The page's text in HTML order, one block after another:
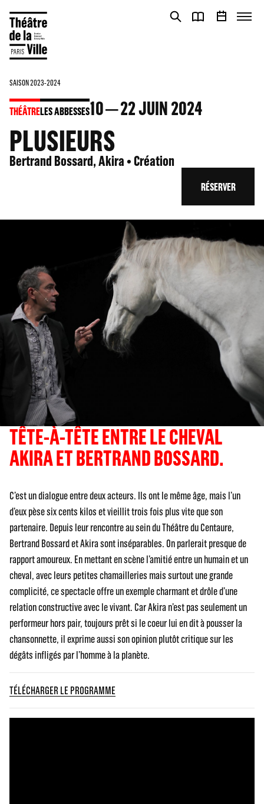
SAISON 2023-2024
THÉÂTRELES ABBESSES10 22JUIN 2024
PLUSIEURS
Bertrand Bossard, Akira • Création
RÉSERVER
TÊTE-À-TÊTE ENTRE LE CHEVAL
AKIRA ET BERTRAND BOSSARD.
C’est un dialogue entre deux acteurs. Ils ont le même âge, mais l’un
d’eux pèse six cents kilos et vieillit trois fois plus vite que son
partenaire. Depuis leur rencontre au sein du Théâtre du Centaure,
Bertrand Bossard et Akira sont inséparables. On parlerait presque de
rapport amoureux. En mettant en scène l’amitié entre un humain et un
cheval, avec leurs petites chamailleries mais surtout une grande
complicité, ce spectacle offre un exemple charmant et drôle d’une
relation constructive avec le vivant. Car Akira n’est pas seulement un
performeur hors pair, toujours prêt si le coeur lui en dit à pousser la
chansonnette, il exprime aussi son opinion plutôt critique sur les
dégâts infligés par l’homme à la planète.
TÉLÉCHARGER LE PROGRAMME